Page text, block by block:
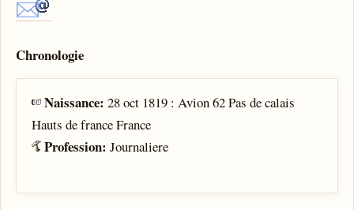
Chronologie
Naissance:28 oct 1819 : Avion 62 Pas de calais
Hauts de france France
Profession:Journaliere